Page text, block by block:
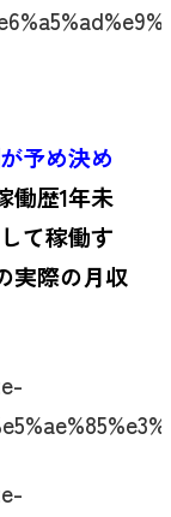
予め決め
働歴1年未
て稼働す
実際の月収